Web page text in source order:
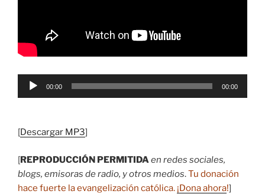
Reproductor
00:00 00:00
[Descargar MP3]
[REPRODUCCIÓN PERMITIDAen redes sociales,
blogs, emisoras de radio, y otros medios.Tu donación
hace fuerte la evangelización católica. ¡Dona ahora!]